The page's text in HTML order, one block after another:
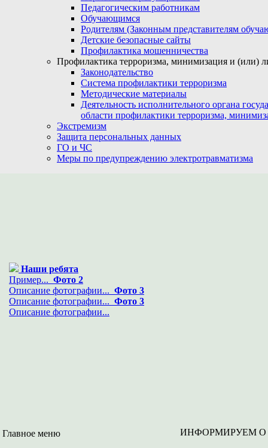
Педагогическим работникам
Обучающимся
Родителям (Законным представителям
Детские безопасные сайты
Профилактика мошенничества
Профилактика терроризма, минимизация и (или)
Законодательство
Система профилактики терроризма
Методические материалы
Деятельность исполнительного органа
области профилактики терроризма,
Экстремизм
Защита персональных данных
ГО и ЧС
Меры по предупреждению электротравматизма
Наши ребята
Пример... Фото 2
Описание фотографии... Фото 3
Описание фотографии... Фото 3
Описание фотографии...
Главное меню
ИНФОРМИРУЕМ О